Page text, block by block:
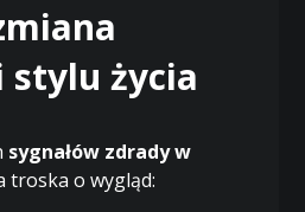
życia
sygnałów zdrady w
troska o wygląd: